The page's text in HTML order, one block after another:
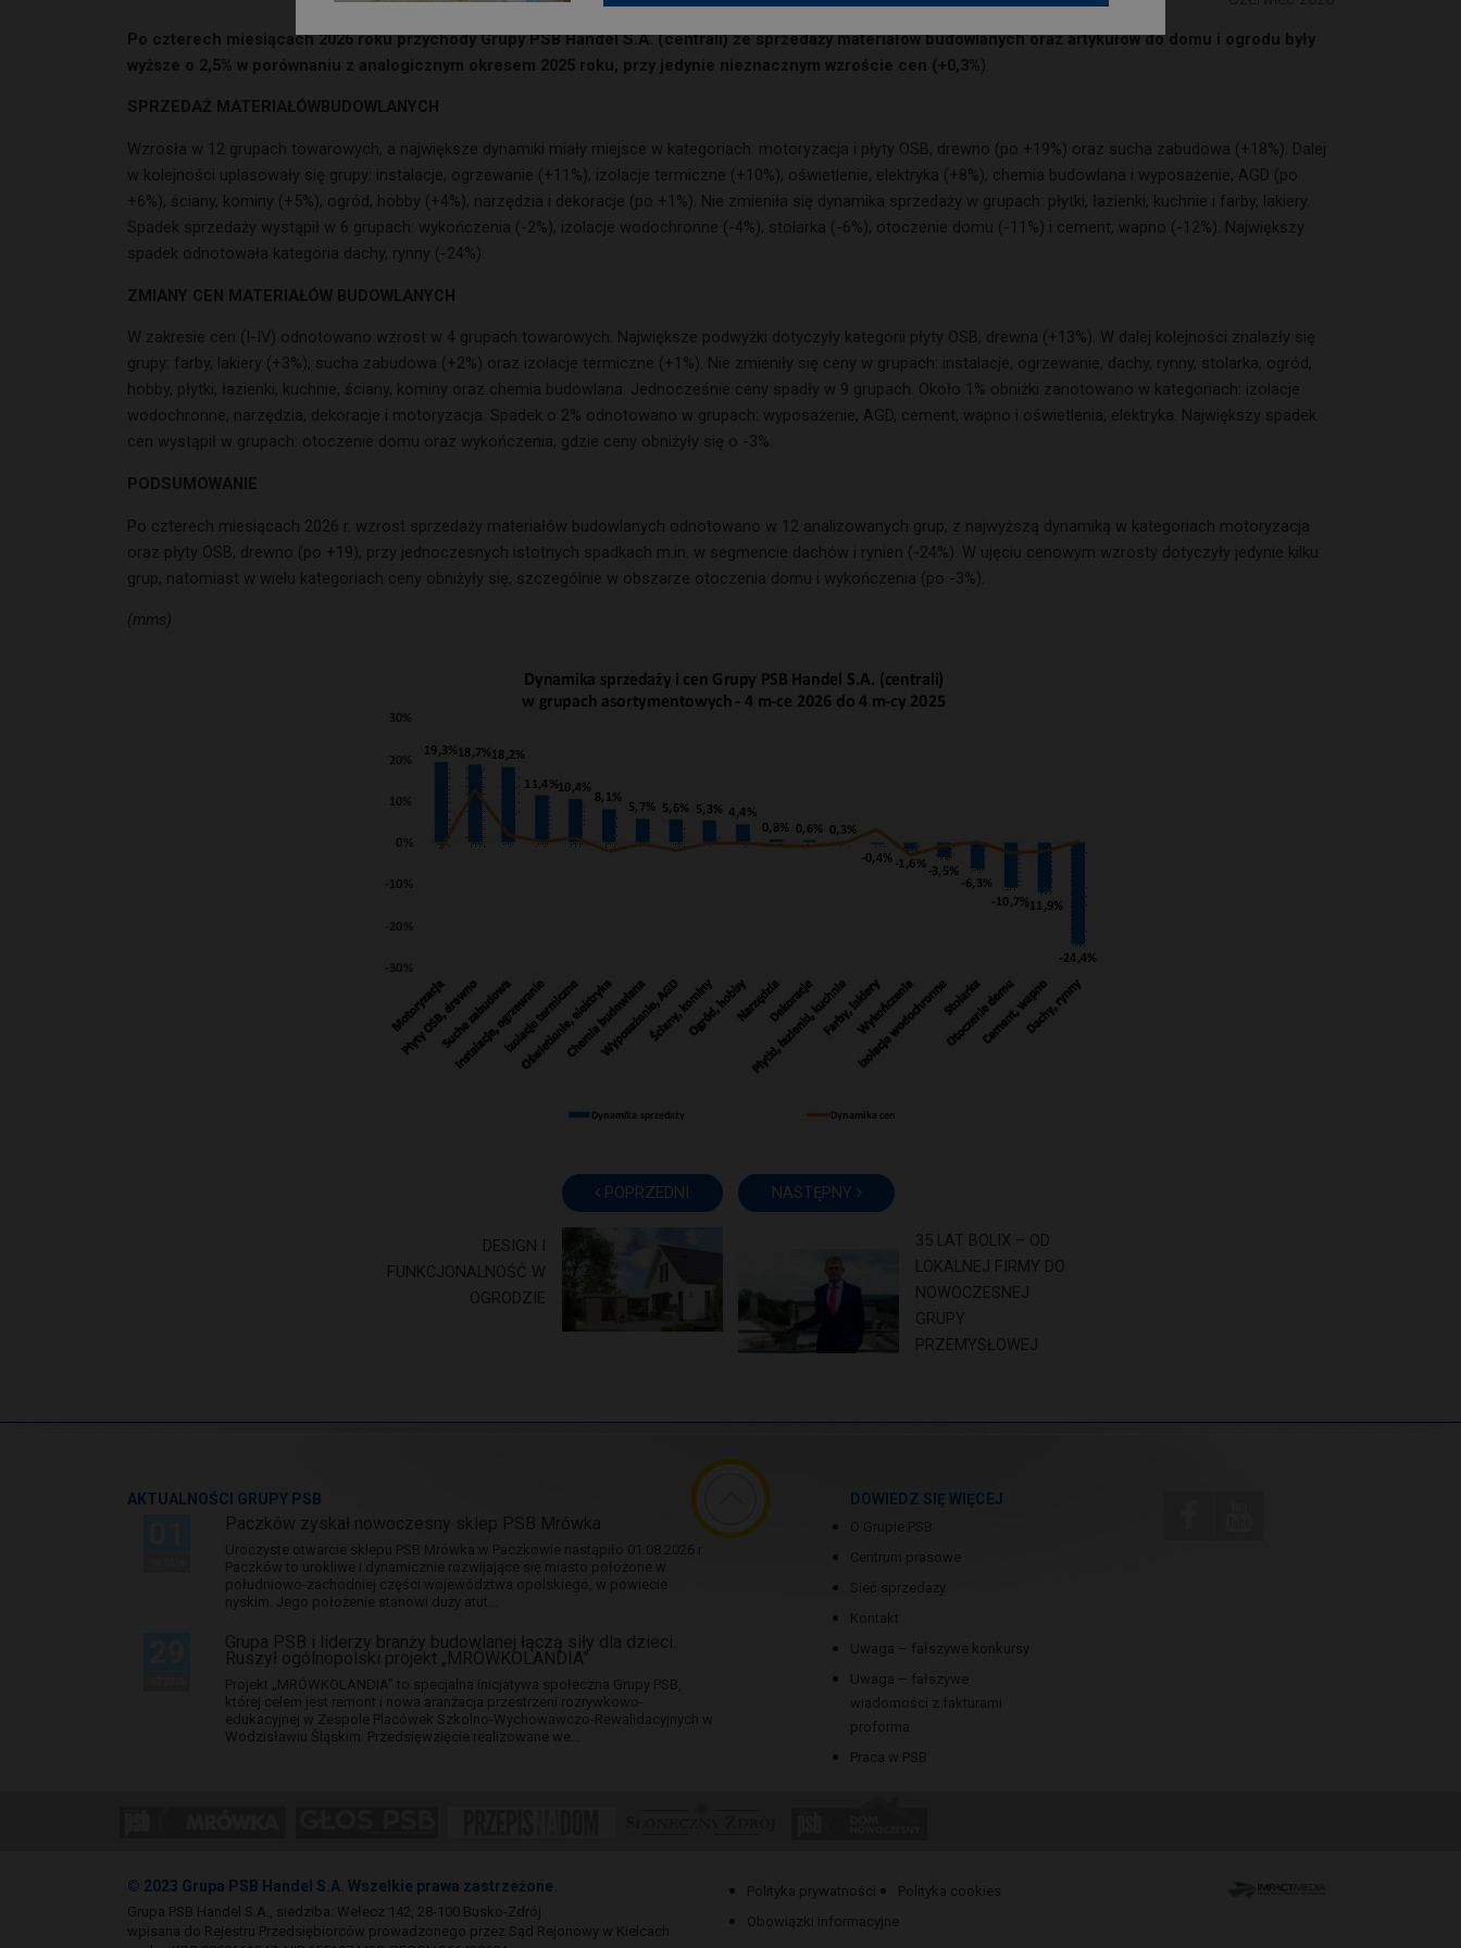
Po czterech miesiącach 2026 roku przychody Grupy PSB Handel S.A. (centrali) ze sprzedaży materiałów budowlanych oraz artykułów do domu i ogrodu były
wyższe o 2,5% w porównaniu z analogicznym okresem 2025 roku, przy jedynie nieznacznym wzroście cen (+0,3%).
SPRZEDAŻ MATERIAŁÓWBUDOWLANYCH
Wzrosła w 12 grupach towarowych, a największe dynamiki miały miejsce w kategoriach: motoryzacja i płyty OSB, drewno (po +19%) oraz sucha zabudowa (+18%). Dalej
w kolejności uplasowały się grupy: instalacje, ogrzewanie (+11%), izolacje termiczne (+10%), oświetlenie, elektryka (+8%), chemia budowlana i wyposażenie, AGD (po
+6%), ściany, kominy (+5%), ogród, hobby (+4%), narzędzia i dekoracje (po +1%). Nie zmieniła się dynamika sprzedaży w grupach: płytki, łazienki, kuchnie i farby, lakiery.
Spadek sprzedaży wystąpił w 6 grupach: wykończenia (-2%), izolacje wodochronne (-4%), stolarka (-6%), otoczenie domu (-11%) i cement, wapno (-12%). Największy
spadek odnotowała kategoria dachy, rynny (-24%).
ZMIANY CEN MATERIAŁÓW BUDOWLANYCH
W zakresie cen (I-IV) odnotowano wzrost w 4 grupach towarowych. Największe podwyżki dotyczyły kategorii płyty OSB, drewna (+13%). W dalej kolejności znalazły się
grupy: farby, lakiery (+3%), sucha zabudowa (+2%) oraz izolacje termiczne (+1%). Nie zmieniły się ceny w grupach: instalacje, ogrzewanie, dachy, rynny, stolarka, ogród,
hobby, płytki, łazienki, kuchnie, ściany, kominy oraz chemia budowlana. Jednocześnie ceny spadły w 9 grupach. Około 1% obniżki zanotowano w kategoriach: izolacje
wodochronne, narzędzia, dekoracje i motoryzacja. Spadek o 2% odnotowano w grupach: wyposażenie, AGD, cement, wapno i oświetlenia, elektryka. Największy spadek
cen wystąpił w grupach: otoczenie domu oraz wykończenia, gdzie ceny obniżyły się o -3%.
PODSUMOWANIE
Po czterech miesiącach 2026 r. wzrost sprzedaży materiałów budowlanych odnotowano w 12 analizowanych grup, z najwyższą dynamiką w kategoriach motoryzacja
oraz płyty OSB, drewno (po +19), przy jednoczesnych istotnych spadkach m.in. w segmencie dachów i rynien (-24%). W ujęciu cenowym wzrosty dotyczyły jedynie kilku
grup, natomiast w wielu kategoriach ceny obniżyły się, szczególnie w obszarze otoczenia domu i wykończenia (po -3%).
(mms)
POPRZEDNI
DESIGN I
FUNKCJONALNOŚĆ W
OGRODZIE
NASTĘPNY
35 LAT BOLIX – OD
LOKALNEJ FIRMY DO
NOWOCZESNEJ
GRUPY
PRZEMYSŁOWEJ
AKTUALNOŚCI GRUPY PSB
Paczków zyskał nowoczesny sklep PSB Mrówka
Uroczyste otwarcie sklepu PSB Mrówka w Paczkowie nastąpiło 01.08.2026 r.
Paczków to urokliwe i dynamicznie rozwijające się miasto położone w
południowo-zachodniej części województwa opolskiego, w powiecie
nyskim. Jego położenie stanowi duży atut...
Grupa PSB i liderzy branży budowlanej łączą siły dla dzieci.
Ruszył ogólnopolski projekt „MRÓWKOLANDIA”
Projekt „MRÓWKOLANDIA” to specjalna inicjatywa społeczna Grupy PSB,
której celem jest remont i nowa aranżacja przestrzeni rozrywkowo-
edukacyjnej w Zespole Placówek Szkolno-Wychowawczo-Rewalidacyjnych w
Wodzisławiu Śląskim. Przedsięwzięcie realizowane we...
DOWIEDZ SIĘ WIĘCEJ
O Grupie PSB
Centrum prasowe
Sieć sprzedaży
Kontakt
Uwaga – fałszywe konkursy
Uwaga – fałszywe
wiadomości z fakturami
proforma
Praca w PSB
© 2023 Grupa PSB Handel S.A. Wszelkie prawa zastrzeżone.
Grupa PSB Handel S.A., siedziba: Wełecz 142, 28-100 Busko-Zdrój
wpisana do Rejestru Przedsiębiorców prowadzonego przez Sąd Rejonowy w Kielcach
Polityka prywatności
Polityka cookies
Obowiązki informacyjne